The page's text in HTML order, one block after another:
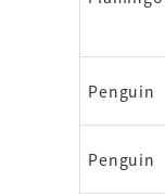
Penguin
Penguin